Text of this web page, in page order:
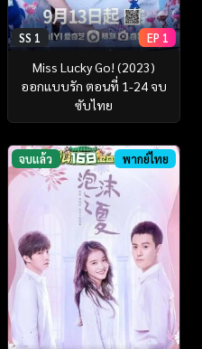
SS 1 EP 1
Miss Lucky Go! (2023)
ออกแบบรัก ตอนที่ 1-24 จบ
ซับไทย
จบแล้ว พากย์ไทย